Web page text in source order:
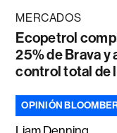
MERCADOS
Ecopetrol
25% de Brava y
control total de
OPINIÓN